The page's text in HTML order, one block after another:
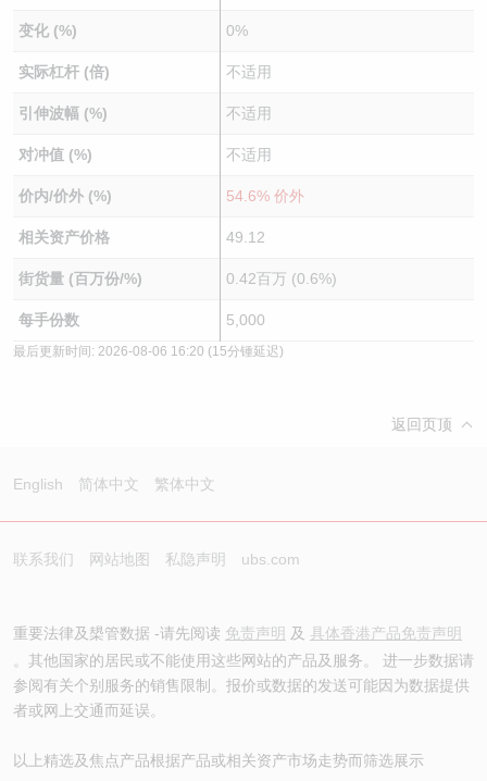
变化 (%) 0%
实际杠杆 (倍) 不适用
引伸波幅 (%) 不适用
对冲值 (%) 不适用
价内/价外 (%) 54.6% 价外
相关资产价格 49.12
街货量 (百万份/%) 0.42百万 (0.6%)
每手份数 5,000
最后更新时间: 2026-08-06 16:20 (15分锺延迟)
返回页顶
English 简体中文 繁体中文
联系我们 网站地图 私隐声明 ubs.com
重要法律及槼管数据 -请先阅读 免责声明 及 具体香港产品免责声明
。其他国家的居民或不能使用这些网站的产品及服务。 进一步数据请
参阅有关个别服务的销售限制。报价或数据的发送可能因为数据提供
者或网上交通而延误。
以上精选及焦点产品根据产品或相关资产市场走势而筛选展示